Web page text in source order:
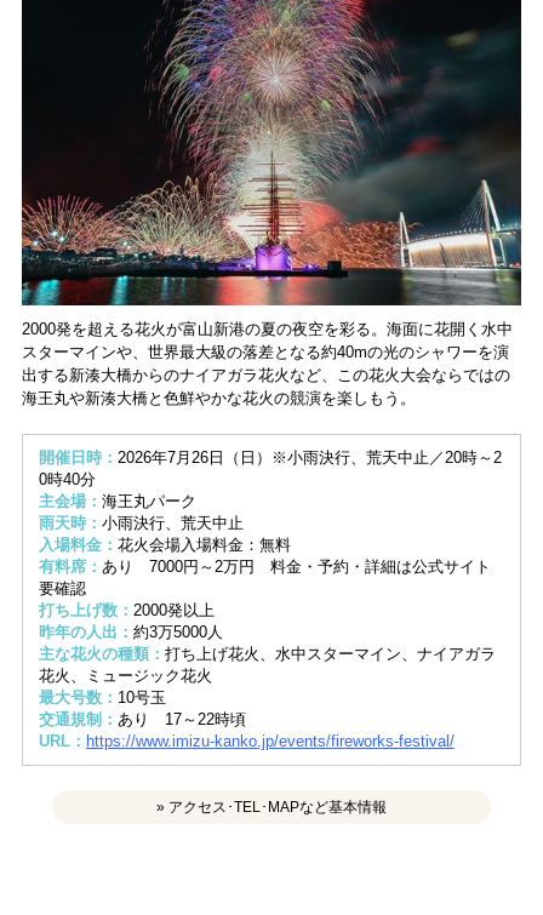
2000発を超える花火が富山新港の夏の夜空を彩る。海面に花開く水中
スターマインや、世界最大級の落差となる約40mの光のシャワーを演
出する新湊大橋からのナイアガラ花火など、この花火大会ならではの
海王丸や新湊大橋と色鮮やかな花火の競演を楽しもう。
開催日時： 2026年7月26日（日）※小雨決行、荒天中止／20時～2
0時40分
主会場： 海王丸パーク
雨天時： 小雨決行、荒天中止
入場料金： 花火会場入場料金：無料
有料席： あり 7000円～2万円 料金・予約・詳細は公式サイト
要確認
打ち上げ数： 2000発以上
昨年の人出： 約3万5000人
主な花火の種類： 打ち上げ花火、水中スターマイン、ナイアガラ
花火、ミュージック花火
最大号数： 10号玉
交通規制： あり 17～22時頃
URL： https://www.imizu-kanko.jp/events/fireworks-festival/
» アクセス･TEL･MAPなど基本情報